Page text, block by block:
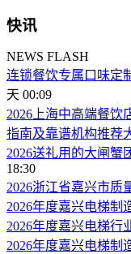
快讯
NEWS FLASH
连锁餐饮专属口味定
天 00:09
2026上海中高端餐饮
指南及靠谱机构推荐
2026送礼用的大闸蟹
18:30
2026浙江省嘉兴市质
2026年度嘉兴电梯制
2026年度嘉兴电梯行
2026年度嘉兴电梯制